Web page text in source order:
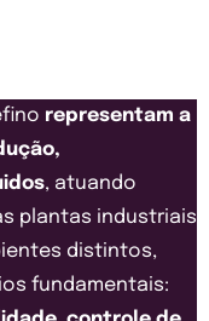
representam a
, atuando
plantas industriais
distintos,
fundamentais: